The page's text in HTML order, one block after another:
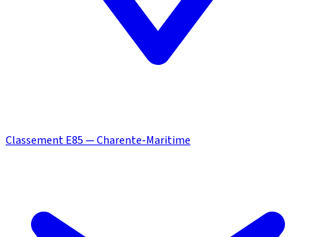
Classement E85 — Charente-Maritime